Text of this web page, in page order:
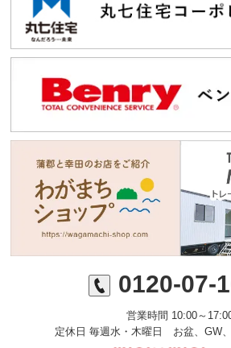
0120-07-
営業時間 10:00～
定休日 毎週水・木曜日 お盆、GW